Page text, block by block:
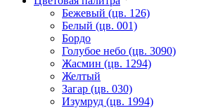
Бежевый (цв. 126)
Белый (цв. 001)
Бордо
Голубое небо (цв. 3090)
Жасмин (цв. 1294)
Желтый
Загар (цв. 030)
Изумруд (цв. 1994)